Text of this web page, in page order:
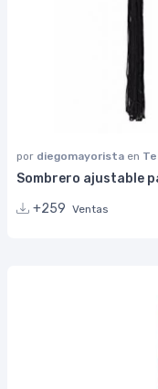
por diegomayorista en
Sombrero ajustable
+259 Ventas